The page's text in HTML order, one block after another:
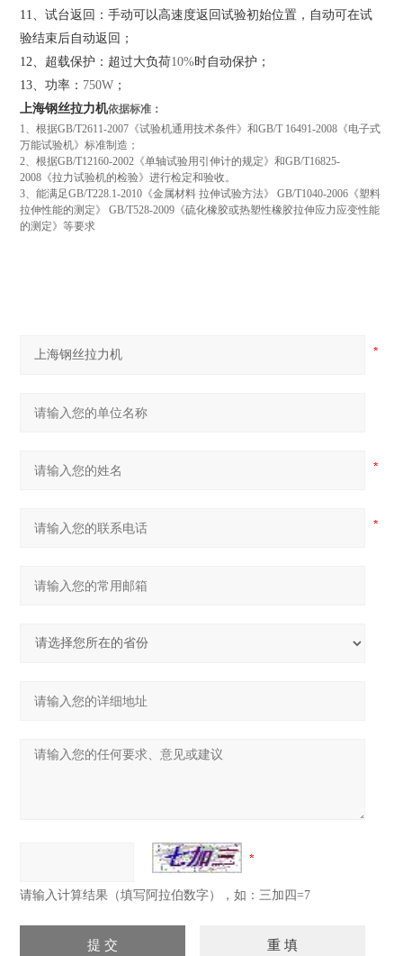
11、试台返回：手动可以高速度返回试验初始位置，自动可在试
验结束后自动返回；
12、超载保护：超过大负荷10%时自动保护；
13、功率： 750W ；
上海钢丝拉力机依据标准：
1、根据GB/T2611-2007 《试验机通用技术条件》和GB/T 16491-2008 《电子式
万能试验机》标准制造；
2、根据GB/T12160-2002 《单轴试验用引伸计的规定》和GB/T16825-
2008 《拉力试验机的检验》进行检定和验收。
3、能满足GB/T228.1-2010 《金属材料 拉伸试验方法》 GB/T1040-2006 《塑料
拉伸性能的测定》
GB/T528-2009 《硫化橡胶或热塑性橡胶拉伸应力应变性能
的测定》等要求
请输入计算结果（填写阿拉伯数字），如：三加四=7